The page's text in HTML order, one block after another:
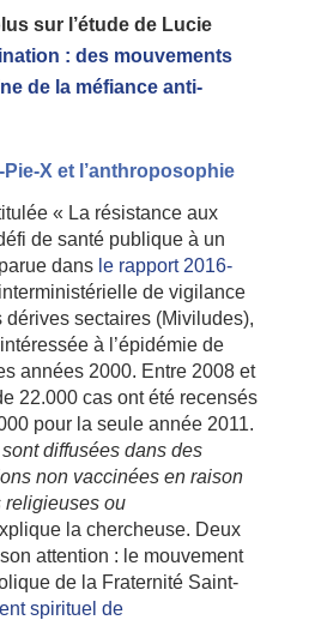
sur l’étude de Lucie
: des mouvements
de la méfiance anti-
X et l’anthroposophie
« La résistance aux
de santé publique à un
dans le rapport 2016-
de vigilance
dérives sectaires (Miviludes),
à l’épidémie de
années 2000. Entre 2008 et
22.000 cas ont été recensés
pour la seule année 2011.
diffusées dans des
non vaccinées en raison
religieuses ou
la chercheuse. Deux
attention : le mouvement
de la Fraternité Saint-
spirituel de